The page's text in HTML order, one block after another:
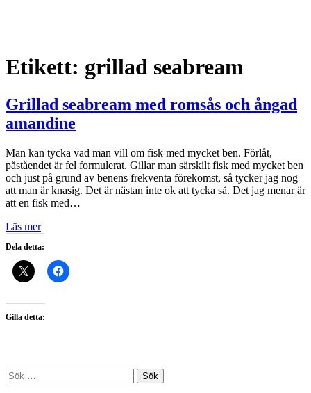
Etikett: grillad seabream
Grillad seabream med romsås och ångad
amandine
Man kan tycka vad man vill om fisk med mycket ben. Förlåt,
påståendet är fel formulerat. Gillar man särskilt fisk med mycket ben
och just på grund av benens frekventa förekomst, så tycker jag nog
att man är knasig. Det är nästan inte ok att tycka så. Det jag menar är
att en fisk med…
Läs mer
Dela detta:
Gilla detta:
Sök
efter: